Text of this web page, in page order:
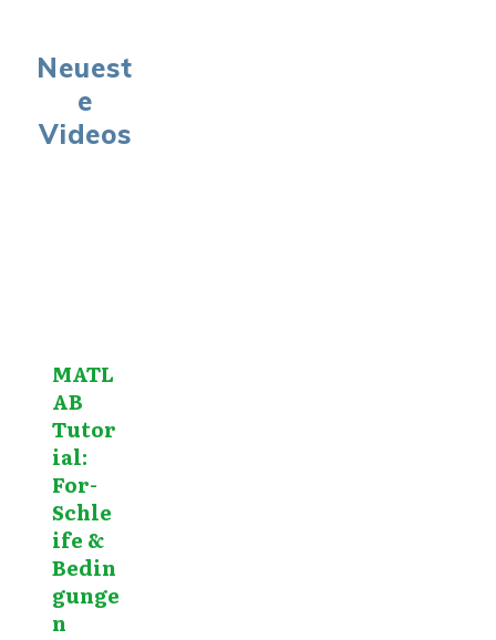
Neuest
e
Videos
MATL
AB
Tutor
ial:
For-
Schle
ife &
Bedin
gunge
n